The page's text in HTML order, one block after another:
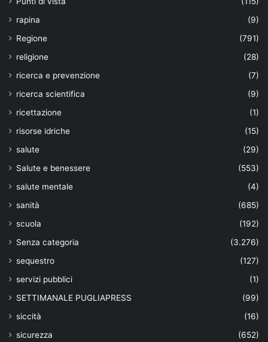
rapina
(9)
Regione
(791)
religione
(28)
ricerca e prevenzione
(7)
ricerca scientifica
(9)
ricettazione
(1)
risorse idriche
(15)
salute
(29)
Salute e benessere
(553)
salute mentale
(4)
sanità
(685)
scuola
(192)
Senza categoria
(3.276)
sequestro
(127)
servizi pubblici
(1)
SETTIMANALE PUGLIAPRESS
(99)
siccità
(16)
sicurezza
(652)